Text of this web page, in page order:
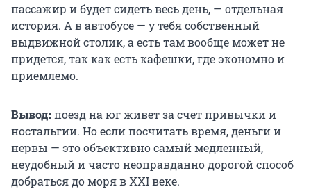
пассажир и будет сидеть весь день, — отдельная
история. А в автобусе — у тебя собственный
выдвижной столик, а есть там вообще может не
придется, так как есть кафешки, где экономно и
приемлемо.
Вывод: поезд на юг живет за счет привычки и
ностальгии. Но если посчитать время, деньги и
нервы — это объективно самый медленный,
неудобный и часто неоправданно дорогой способ
добраться до моря в XXI веке.